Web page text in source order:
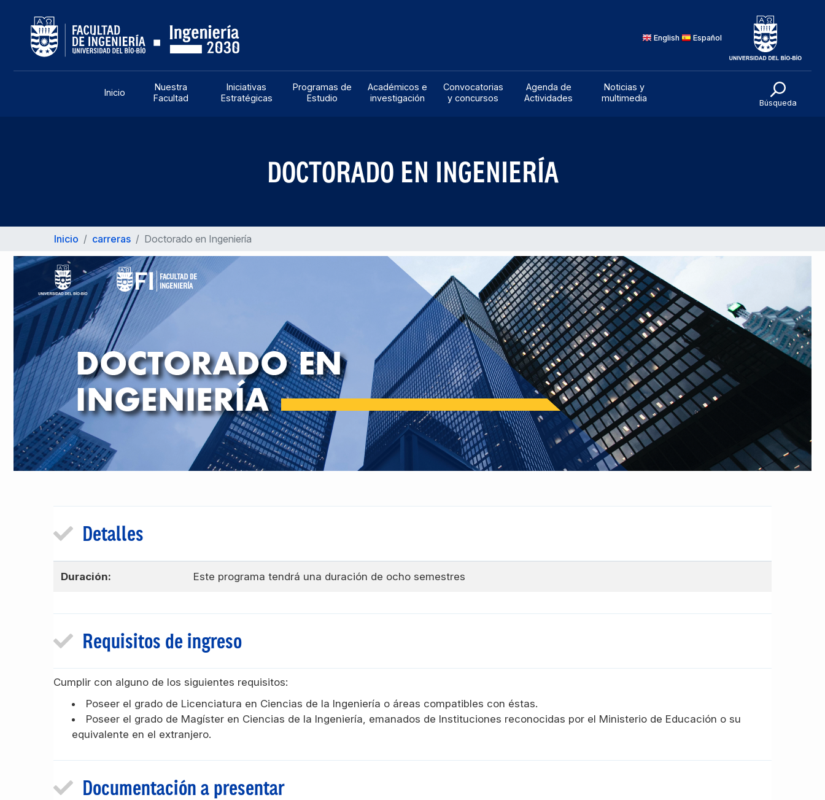
English Español
Inicio
Nuestra
Facultad
Iniciativas
Estratégicas
Programas de
Estudio
Académicos e
investigación
Convocatorias
y concursos
Agenda de
Actividades
Noticias y
multimedia
Búsqueda
Inicio
DOCTORADO EN INGENIERÍA
Inicio / carreras / Doctorado en Ingeniería
Detalles
Duración: Este programa tendrá una duración de ocho semestres
Requisitos de ingreso
Cumplir con alguno de los siguientes requisitos:
Poseer el grado de Licenciatura en Ciencias de la Ingeniería o áreas compatibles con éstas.
Poseer el grado de Magíster en Ciencias de la Ingeniería, emanados de Instituciones reconocidas por el Ministerio de Educación o su
equivalente en el extranjero.
Documentación a presentar